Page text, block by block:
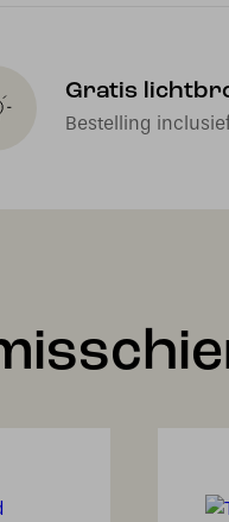
Gratis
Bestelling